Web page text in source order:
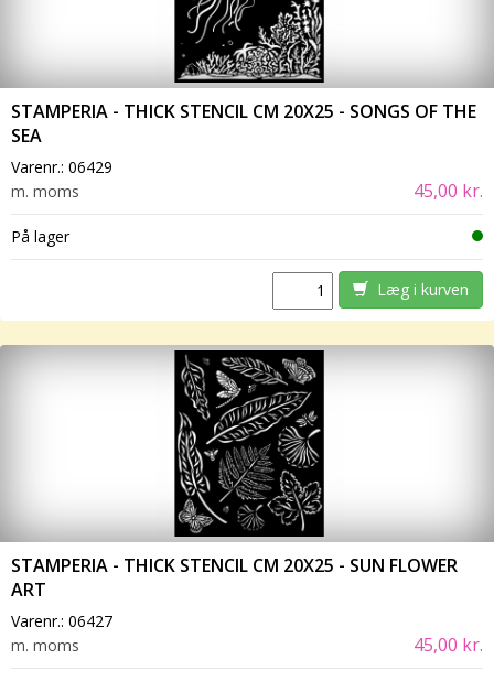
STAMPERIA - THICK STENCIL CM 20X25 - SONGS OF THE
SEA
Varenr.: 06429
m. moms
45,00 kr.
På lager
Læg i kurven
STAMPERIA - THICK STENCIL CM 20X25 - SUN FLOWER
ART
Varenr.: 06427
m. moms
45,00 kr.